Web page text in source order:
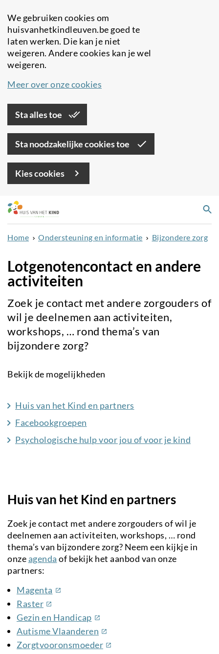
We gebruiken cookies om
huisvanhetkindleuven.be goed te
laten werken. Die kan je niet
weigeren. Andere cookies kan je wel
weigeren.
Meer over onze cookies
Sta alles toe
Sta noodzakelijke cookies toe
Kies cookies
Overslaan
en
naar
de
gaan
Home Ondersteuning en informatie Bijzondere zorg
Lotgenotencontact en andere
activiteiten
Zoek je contact met andere zorgouders of
wil je deelnemen aan activiteiten,
workshops, … rond thema’s van
bijzondere zorg?
Bekijk de mogelijkheden
Huis van het Kind en partners
Facebookgroepen
Psychologische hulp voor jou of voor je kind
Huis van het Kind en partners
Zoek je contact met andere zorgouders of wil je
deelnemen aan activiteiten, workshops, … rond
thema’s van bijzondere zorg? Neem een kijkje in
onze agenda of bekijk het aanbod van onze
partners:
Magenta (externe
Raster(externe
link)
Gezin en Handicap(externe
link)
Autisme Vlaanderen (externe
link)
Zorgtvooronsmoeder(externe